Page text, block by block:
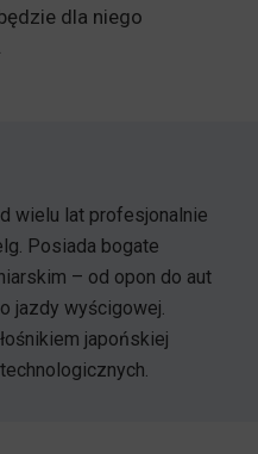
dla niego
wielu lat profesjonalnie
Posiada bogate
– od opon do aut
jazdy wyścigowej.
japońskiej